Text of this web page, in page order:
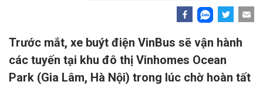
Trước mắt, xe buýt điện VinBus sẽ vận hành
các tuyến tại khu đô thị Vinhomes Ocean
Park (Gia Lâm, Hà Nội) trong lúc chờ hoàn tất